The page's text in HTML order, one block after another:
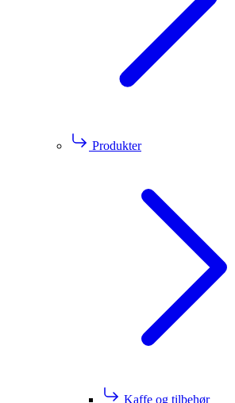
Produkter
Kaffe og tilbehør